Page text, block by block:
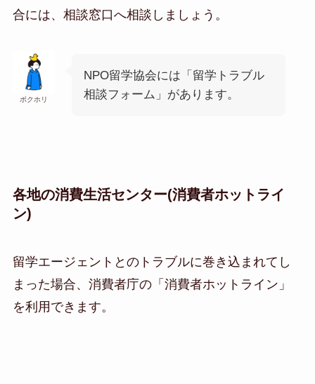
合には、相談窓口へ相談しましょう。
ボクホリ
NPO留学協会には「留学トラブル
相談フォーム」があります。
各地の消費生活センター(消費者ホットライ
ン)
留学エージェントとのトラブルに巻き込まれてし
まった場合、消費者庁の「消費者ホットライン」
を利用できます。